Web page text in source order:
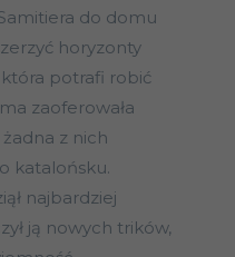
do domu
horyzonty
która potrafi robić
zaoferowała
żadna z nich
katalońsku.
najbardziej
ją nowych trików,